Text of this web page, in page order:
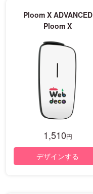
Ploom X ADVANCED
Ploom X
1,510円
デザインする